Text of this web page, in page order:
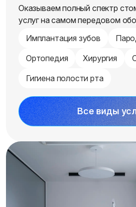
Оказываем полный спектр
услуг на самом передовом
Имплантация зубов
Ортопедия
Хирургия
Гигиена полости рта
Все виды